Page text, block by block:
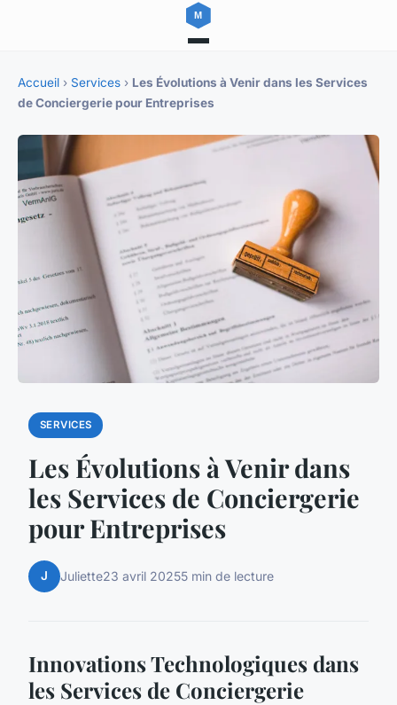
Accueil › Services › Les Évolutions à Venir dans les Services
de Conciergerie pour Entreprises
SERVICES
Les Évolutions à Venir dans
les Services de Conciergerie
pour Entreprises
J Juliette23 avril 20255 min de lecture
Innovations Technologiques dans
les Services de Conciergerie